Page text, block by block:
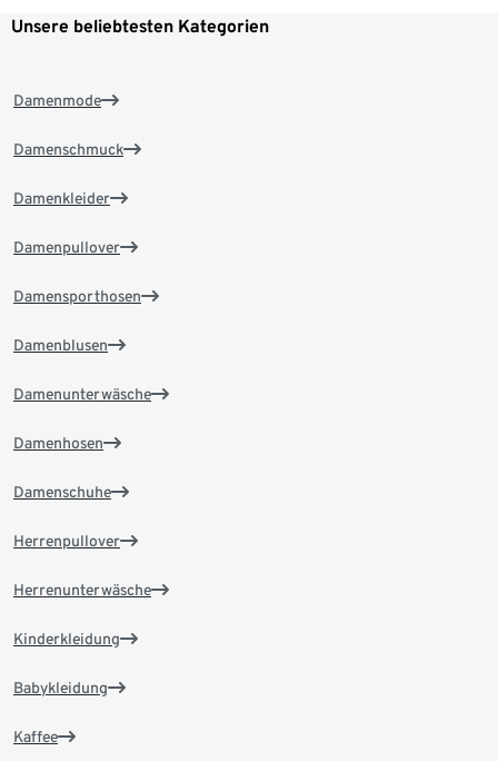
Unsere beliebtesten Kategorien
Damenmode
Damenschmuck
Damenkleider
Damenpullover
Damensporthosen
Damenblusen
Damenunterwäsche
Damenhosen
Damenschuhe
Herrenpullover
Herrenunterwäsche
Kinderkleidung
Babykleidung
Kaffee